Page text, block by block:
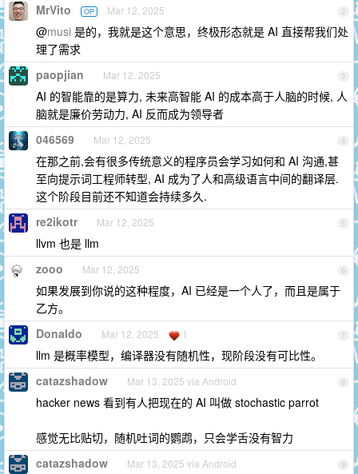
2
MrVito OP Mar 12, 2025
@musi 是的，我就是这个意思，终极形态就是 AI 直接帮我们处
理了需求
3
paopjian Mar 12, 2025
AI 的智能靠的是算力, 未来高智能 AI 的成本高于人脑的时候, 人
脑就是廉价劳动力, AI 反而成为领导者
4
046569 Mar 12, 2025
在那之前,会有很多传统意义的程序员会学习如何和 AI 沟通,甚
至向提示词工程师转型, AI 成为了人和高级语言中间的翻译层.
这个阶段目前还不知道会持续多久.
5
re2ikotr Mar 12, 2025
llvm 也是 llm
6
zooo Mar 12, 2025
如果发展到你说的这种程度，AI 已经是一个人了，而且是属于
乙方。
7
Donaldo Mar 12, 2025 1
llm 是概率模型，编译器没有随机性，现阶段没有可比性。
8
catazshadow Mar 13, 2025 via Android
hacker news 看到有人把现在的 AI 叫做 stochastic parrot
感觉无比贴切，随机吐词的鹦鹉，只会学舌没有智力
9
catazshadow Mar 13, 2025 via Android